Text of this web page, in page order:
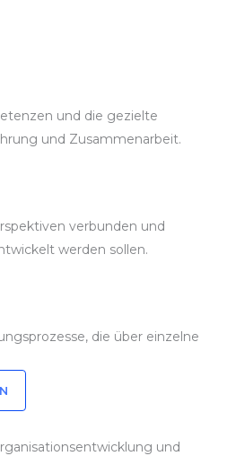
und die gezielte
und Zusammenarbeit.
verbunden und
werden sollen.
die über einzelne
und